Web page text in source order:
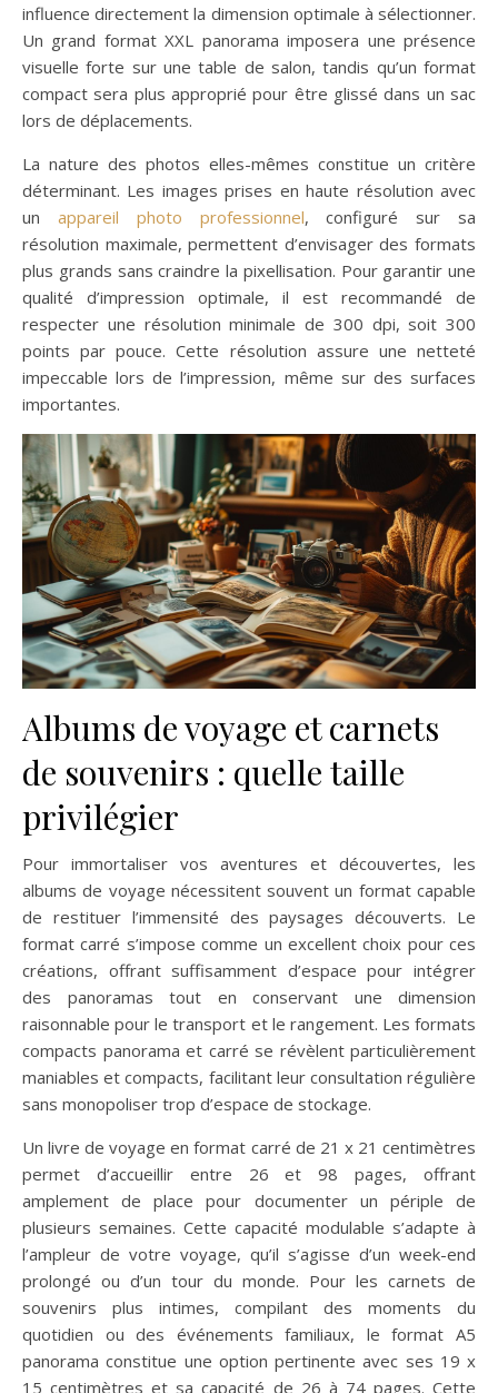
influence directement la dimension optimale à sélectionner.
Un grand format XXL panorama imposera une présence
visuelle forte sur une table de salon, tandis qu’un format
compact sera plus approprié pour être glissé dans un sac
lors de déplacements.
La nature des photos elles-mêmes constitue un critère
déterminant. Les images prises en haute résolution avec
un appareil photo professionnel, configuré sur sa
résolution maximale, permettent d’envisager des formats
plus grands sans craindre la pixellisation. Pour garantir une
qualité d’impression optimale, il est recommandé de
respecter une résolution minimale de 300 dpi, soit 300
points par pouce. Cette résolution assure une netteté
impeccable lors de l’impression, même sur des surfaces
importantes.
Albums de voyage et carnets
de souvenirs : quelle taille
privilégier
Pour immortaliser vos aventures et découvertes, les
albums de voyage nécessitent souvent un format capable
de restituer l’immensité des paysages découverts. Le
format carré s’impose comme un excellent choix pour ces
créations, offrant suffisamment d’espace pour intégrer
des panoramas tout en conservant une dimension
raisonnable pour le transport et le rangement. Les formats
compacts panorama et carré se révèlent particulièrement
maniables et compacts, facilitant leur consultation régulière
sans monopoliser trop d’espace de stockage.
Un livre de voyage en format carré de 21 x 21 centimètres
permet d’accueillir entre 26 et 98 pages, offrant
amplement de place pour documenter un périple de
plusieurs semaines. Cette capacité modulable s’adapte à
l’ampleur de votre voyage, qu’il s’agisse d’un week-end
prolongé ou d’un tour du monde. Pour les carnets de
souvenirs plus intimes, compilant des moments du
quotidien ou des événements familiaux, le format A5
panorama constitue une option pertinente avec ses 19 x
15 centimètres et sa capacité de 26 à 74 pages. Cette